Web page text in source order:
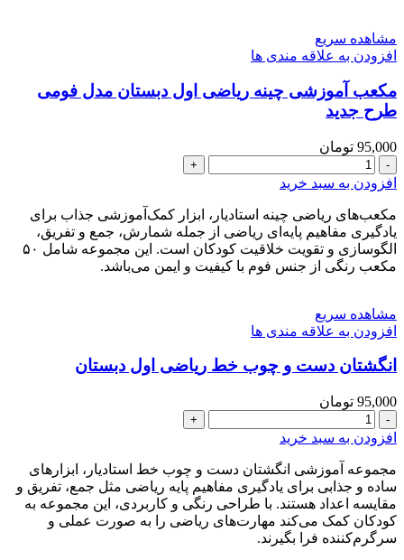
مشاهده سریع
افزودن به علاقه مندی ها
مکعب آموزشی چینه ریاضی اول دبستان مدل فومی
طرح جدید
95,000 تومان
مکعب
آموزشی
ریاضی
اول
دبستان
مدل
جدید
عدد
افزودن به سبد خرید
مکعب‌های ریاضی چینه استادیار، ابزار کمک‌آموزشی جذاب برای
یادگیری مفاهیم پایه‌ای ریاضی از جمله شمارش، جمع و تفریق،
الگو‌سازی و تقویت خلاقیت کودکان است. این مجموعه شامل ۵۰
مکعب رنگی از جنس فوم با کیفیت و ایمن می‌باشد.
مشاهده سریع
افزودن به علاقه مندی ها
انگشتان دست و چوب خط ریاضی اول دبستان
95,000 تومان
انگشتان
دست
چوب
خط
ریاضی
اول
دبستان
افزودن به سبد خرید
مجموعه آموزشی انگشتان دست و چوب خط استادیار، ابزارهای
ساده و جذابی برای یادگیری مفاهیم پایه ریاضی مثل جمع، تفریق و
مقایسه اعداد هستند. با طراحی رنگی و کاربردی، این مجموعه به
کودکان کمک می‌کند مهارت‌های ریاضی را به صورت عملی و
سرگرم‌کننده فرا بگیرند.